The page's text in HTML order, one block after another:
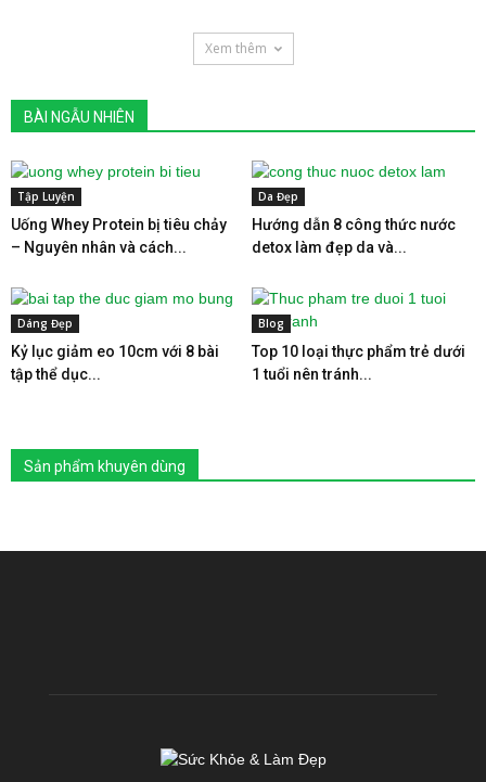
Xem thêm
BÀI NGẪU NHIÊN
Tập Luyện
Uống Whey Protein bị tiêu chảy
– Nguyên nhân và cách...
Da Đẹp
Hướng dẫn 8 công thức nước
detox làm đẹp da và...
Dáng Đẹp
Kỷ lục giảm eo 10cm với 8 bài
tập thể dục...
Blog
Top 10 loại thực phẩm trẻ dưới
1 tuổi nên tránh...
Sản phẩm khuyên dùng